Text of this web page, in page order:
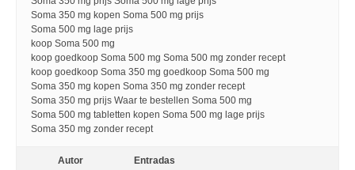
Soma 350 mg kopen Soma 500 mg prijs
Soma 500 mg lage prijs
koop Soma 500 mg
koop goedkoop Soma 500 mg Soma 500 mg zonder recept
koop goedkoop Soma 350 mg goedkoop Soma 500 mg
Soma 350 mg kopen Soma 350 mg zonder recept
Soma 350 mg prijs Waar te bestellen Soma 500 mg
Soma 500 mg tabletten kopen Soma 500 mg lage prijs
Soma 350 mg zonder recept
Autor Entradas